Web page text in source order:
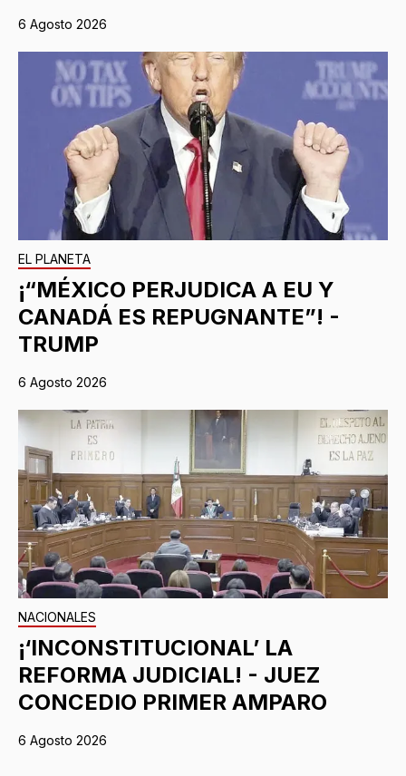
6 Agosto 2026
EL PLANETA
¡“MÉXICO PERJUDICA A EU Y
CANADÁ ES REPUGNANTE”! -
TRUMP
6 Agosto 2026
NACIONALES
¡‘INCONSTITUCIONAL’ LA
REFORMA JUDICIAL! - JUEZ
CONCEDIO PRIMER AMPARO
6 Agosto 2026